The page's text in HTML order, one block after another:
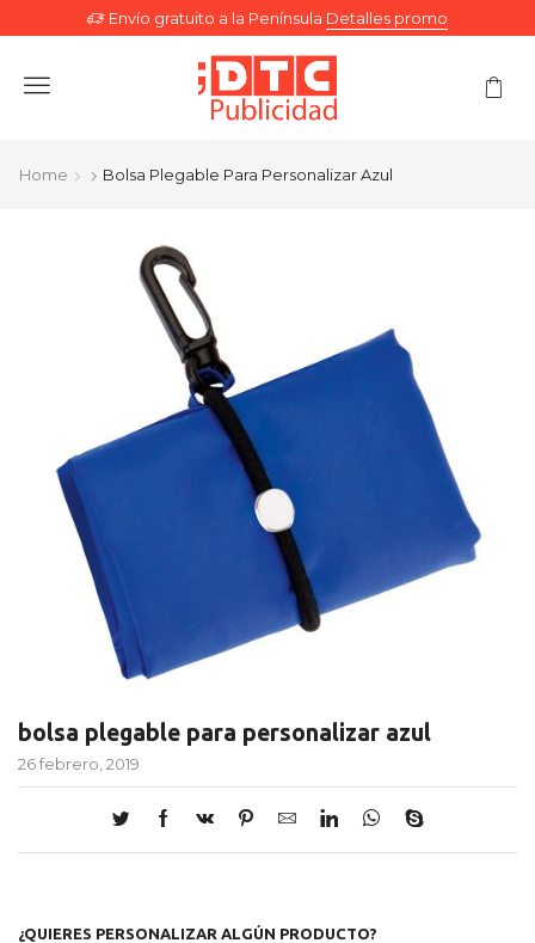
Envío gratuito a la Península Detalles promo
Menu
Home Bolsa Plegable Para Personalizar Azul
bolsa plegable para personalizar azul
26 febrero, 2019
¿QUIERES PERSONALIZAR ALGÚN PRODUCTO?